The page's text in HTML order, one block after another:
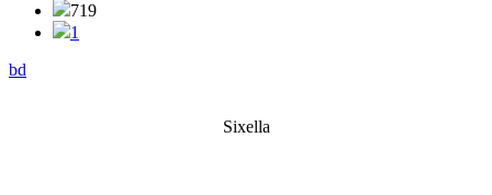
719
1
bd
Sixella